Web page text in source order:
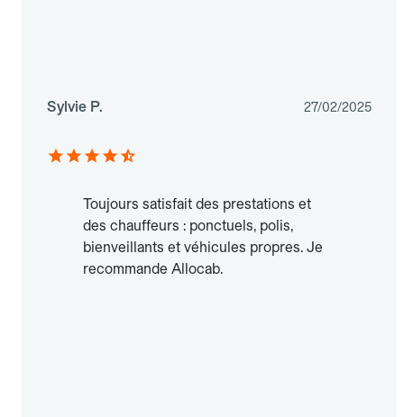
Sylvie P. 27/02/2025
Toujours satisfait des prestations et
des chauffeurs : ponctuels, polis,
bienveillants et véhicules propres. Je
recommande Allocab.